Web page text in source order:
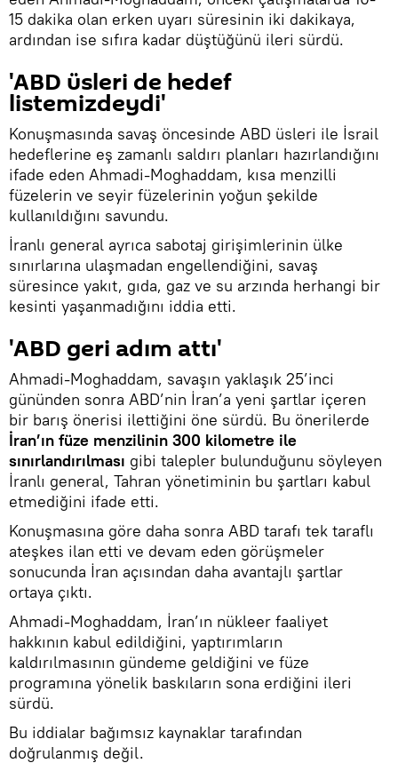
15 dakika olan erken uyarı süresinin iki dakikaya,
ardından ise sıfıra kadar düştüğünü ileri sürdü.
'ABD üsleri de hedef
listemizdeydi'
Konuşmasında savaş öncesinde ABD üsleri ile İsrail
hedeflerine eş zamanlı saldırı planları hazırlandığını
ifade eden Ahmadi-Moghaddam, kısa menzilli
füzelerin ve seyir füzelerinin yoğun şekilde
kullanıldığını savundu.
İranlı general ayrıca sabotaj girişimlerinin ülke
sınırlarına ulaşmadan engellendiğini, savaş
süresince yakıt, gıda, gaz ve su arzında herhangi bir
kesinti yaşanmadığını iddia etti.
'ABD geri adım attı'
Ahmadi-Moghaddam, savaşın yaklaşık 25’inci
gününden sonra ABD’nin İran’a yeni şartlar içeren
bir barış önerisi ilettiğini öne sürdü. Bu önerilerde
İran’ın füze menzilinin 300 kilometre ile
sınırlandırılması gibi talepler bulunduğunu söyleyen
İranlı general, Tahran yönetiminin bu şartları kabul
etmediğini ifade etti.
Konuşmasına göre daha sonra ABD tarafı tek taraflı
ateşkes ilan etti ve devam eden görüşmeler
sonucunda İran açısından daha avantajlı şartlar
ortaya çıktı.
Ahmadi-Moghaddam, İran’ın nükleer faaliyet
hakkının kabul edildiğini, yaptırımların
kaldırılmasının gündeme geldiğini ve füze
programına yönelik baskıların sona erdiğini ileri
sürdü.
Bu iddialar bağımsız kaynaklar tarafından
doğrulanmış değil.